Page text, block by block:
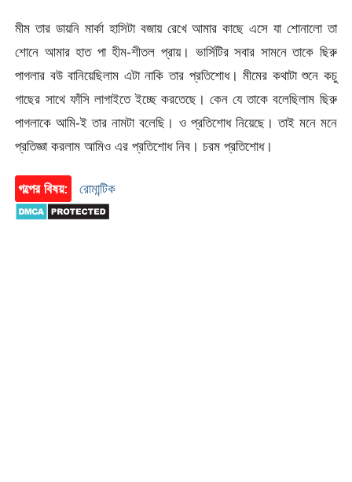
মীম তার ডায়নি মার্কা হাসিটা বজায় রেখে আমার কাছে এসে যা শোনালো তা
শোনে আমার হাত পা হীম-শীতল প্রায়। ভার্সিটির সবার সামনে তাকে ছিরু
পাগলার বউ বানিয়েছিলাম এটা নাকি তার প্রতিশোধ। মীমের কথাটা শুনে কচু
গাছের সাথে ফাঁসি লাগাইতে ইচ্ছে করতেছে। কেন যে তাকে বলেছিলাম ছিরু
পাগলাকে আমি-ই তার নামটা বলেছি। ও প্রতিশোধ নিয়েছে। তাই মনে মনে
প্রতিজ্ঞা করলাম আমিও এর প্রতিশোধ নিব। চরম প্রতিশোধ।
গল্পের বিষয়: রোমান্টিক